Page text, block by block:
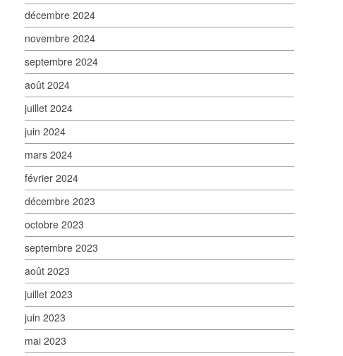
décembre 2024
novembre 2024
septembre 2024
août 2024
juillet 2024
juin 2024
mars 2024
février 2024
décembre 2023
octobre 2023
septembre 2023
août 2023
juillet 2023
juin 2023
mai 2023